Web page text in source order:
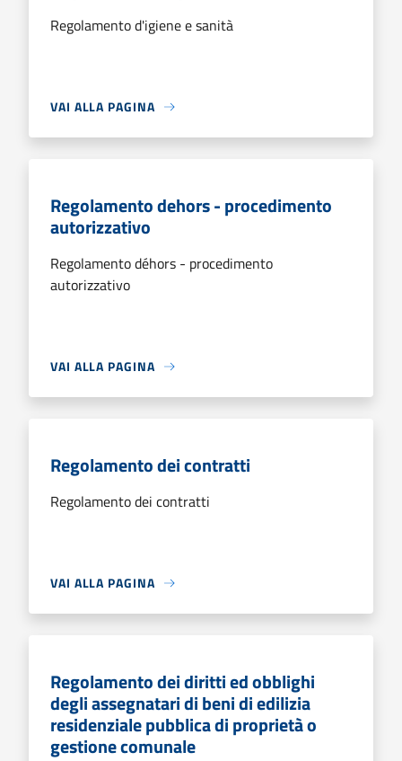
Regolamento d'igiene e sanità
VAI ALLA PAGINA
Regolamento dehors - procedimento
autorizzativo
Regolamento déhors - procedimento
autorizzativo
VAI ALLA PAGINA
Regolamento dei contratti
Regolamento dei contratti
VAI ALLA PAGINA
Regolamento dei diritti ed obblighi
degli assegnatari di beni di edilizia
residenziale pubblica di proprietà o
gestione comunale